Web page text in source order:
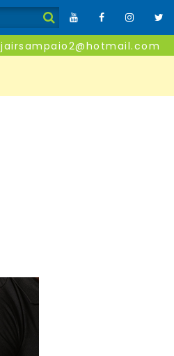
jairsampaio2@hotmail.com